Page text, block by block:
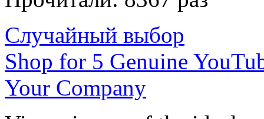
Случайный выбор
Shop for 5 Genuine
Your Company